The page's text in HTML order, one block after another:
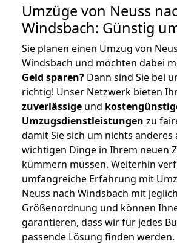
Umzüge von Neuss
Windsbach: Günstig
Sie planen einen Umzug von
Windsbach und möchten dabei
Geld sparen? Dann sind Sie bei
richtig! Unser Netzwerk bieten
zuverlässige und
Umzugsdienstleistungen zu
damit Sie sich um nichts anderes
wichtigen Dinge in Ihrem neuen
kümmern müssen. Weiterhin
umfangreiche Erfahrung mit
Neuss nach Windsbach mit
Größenordnung und können
garantieren, dass wir für jedes
passende Lösung finden werden.